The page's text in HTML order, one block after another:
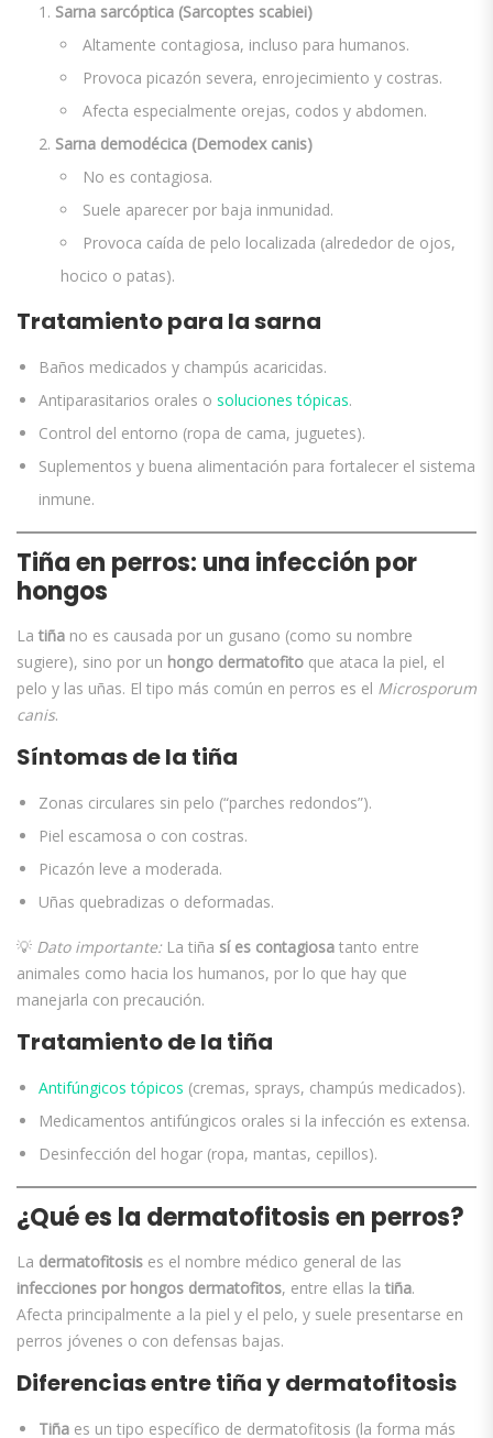
Sarna sarcóptica (Sarcoptes scabiei)
Altamente contagiosa, incluso para humanos.
Provoca picazón severa, enrojecimiento y costras.
Afecta especialmente orejas, codos y abdomen.
Sarna demodécica (Demodex canis)
No es contagiosa.
Suele aparecer por baja inmunidad.
Provoca caída de pelo localizada (alrededor de ojos,
hocico o patas).
Tratamiento para la sarna
Baños medicados y champús acaricidas.
Antiparasitarios orales o soluciones tópicas.
Control del entorno (ropa de cama, juguetes).
Suplementos y buena alimentación para fortalecer el sistema
inmune.
Tiña en perros: una infección por
hongos
Latiña no es causada por un gusano (como su nombre
sugiere), sino por un hongo dermatofito que ataca la piel, el
pelo y las uñas. El tipo más común en perros es el Microsporum
canis.
Síntomas de la tiña
Zonas circulares sin pelo (“parches redondos”).
Piel escamosa o con costras.
Picazón leve a moderada.
Uñas quebradizas o deformadas.
💡 Dato importante: La tiña sí es contagiosa tanto entre
animales como hacia los humanos, por lo que hay que
manejarla con precaución.
Tratamiento de la tiña
Antifúngicos tópicos (cremas, sprays, champús medicados).
Medicamentos antifúngicos orales si la infección es extensa.
Desinfección del hogar (ropa, mantas, cepillos).
¿Qué es la dermatofitosis en perros?
La dermatofitosis es el nombre médico general de las
infecciones por hongos dermatofitos, entre ellas latiña.
Afecta principalmente a la piel y el pelo, y suele presentarse en
perros jóvenes o con defensas bajas.
Diferencias entre tiña y dermatofitosis
Tiña es un tipo específico de dermatofitosis (la forma más